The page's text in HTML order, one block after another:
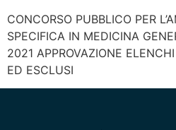
CONCORSO PUBBLICO PER
SPECIFICA IN MEDICINA
2021 APPROVAZIONE
ED ESCLUSI